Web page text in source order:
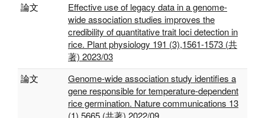
論文
Effective use of legacy data in a genome-
wide association studies improves the
credibility of quantitative trait loci detection in
rice. Plant physiology 191 (3),1561-1573 (共
著) 2023/03
論文
Genome-wide association study identifies a
gene responsible for temperature-dependent
rice germination. Nature communications 13
(1),5665 (共著) 2022/09